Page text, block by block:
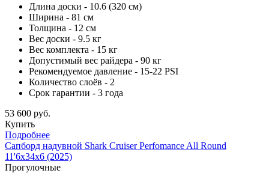
Длина доски - 10.6 (320 см)
Ширина - 81 см
Толщина - 12 см
Вес доски - 9.5 кг
Вес комплекта - 15 кг
Допустимый вес райдера - 90 кг
Рекомендуемое давление - 15-22 PSI
Количество слоёв - 2
Срок гарантии - 3 года
53 600 руб.
Купить
Подробнее
Сапборд надувной Shark Cruiser Perfomance All Round
11'6x34x6 (2025)
Прогулочные